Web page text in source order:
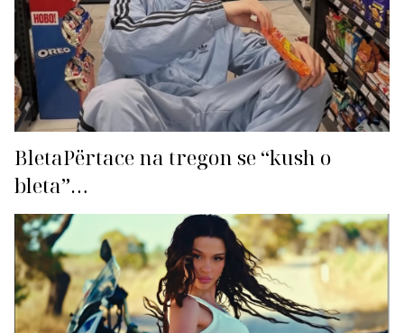
BletaPërtace na tregon se “kush o
bleta”…